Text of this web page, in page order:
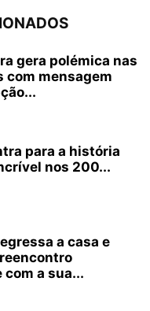
gera polémica nas
com mensagem
para a história
nos 200...
a casa e
a sua...